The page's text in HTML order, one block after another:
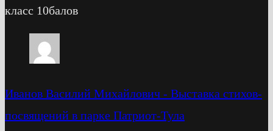
класс 10балов
Иванов Василий Михайлович - Выставка стихов-
посвящений в парке Патриот-Тула